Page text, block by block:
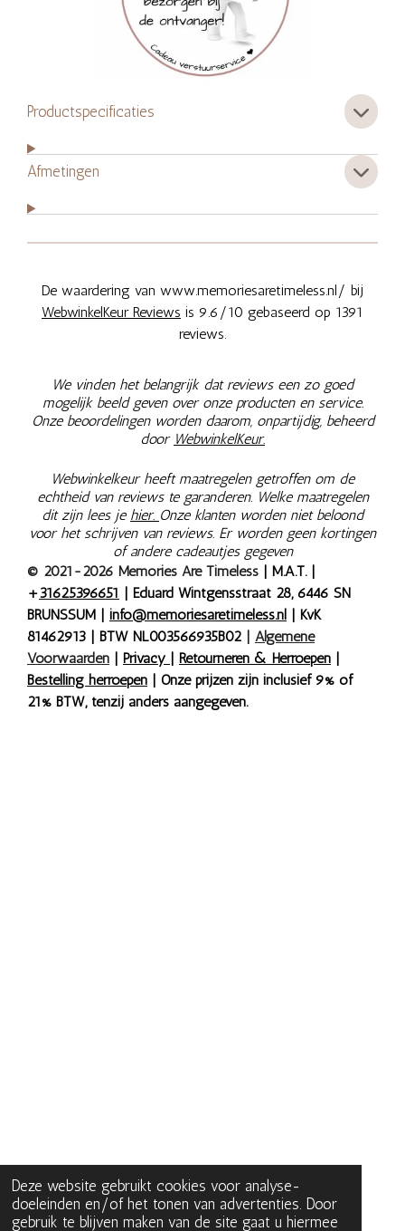
Deze website gebruikt cookies voor analyse-
doeleinden en/of het tonen van advertenties. Door
gebruik te blijven maken van de site gaat u hiermee
Productspecificaties
Afmetingen
De waardering van www.memoriesaretimeless.nl/ bij
WebwinkelKeur Reviews is 9.6/10 gebaseerd op 1391
reviews.
We vinden het belangrijk dat reviews een zo goed
mogelijk beeld geven over onze producten en service.
Onze beoordelingen worden daarom, onpartijdig, beheerd
door WebwinkelKeur.
Webwinkelkeur heeft maatregelen getroffen om de
echtheid van reviews te garanderen. Welke maatregelen
dit zijn lees je hier. Onze klanten worden niet beloond
voor het schrijven van reviews. Er worden geen kortingen
of andere cadeautjes gegeven
© 2021-2026 Memories Are Timeless | M.A.T. |
+31625396651 | Eduard Wintgensstraat 28, 6446 SN
BRUNSSUM | info@memoriesaretimeless.nl | KvK
81462913 | BTW NL003566935B02 | Algemene
Voorwaarden | Privacy | Retourneren & Herroepen |
Bestelling herroepen | Onze prijzen zijn inclusief 9% of
21% BTW, tenzij anders aangegeven.